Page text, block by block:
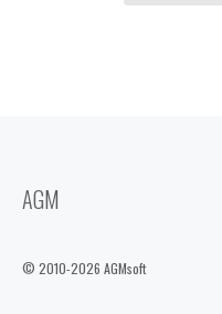
AGM
© 2010-2026 AGMsoft